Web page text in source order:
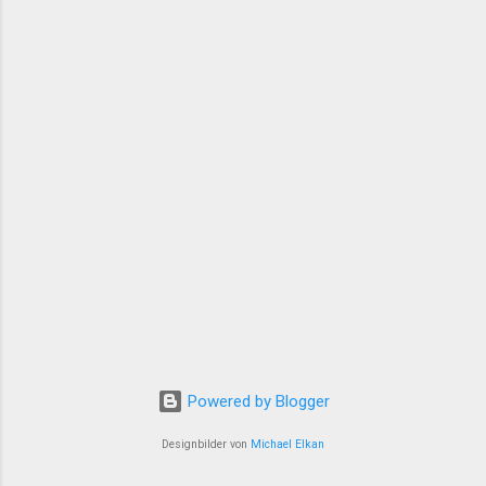
Powered by Blogger
Designbilder von Michael Elkan